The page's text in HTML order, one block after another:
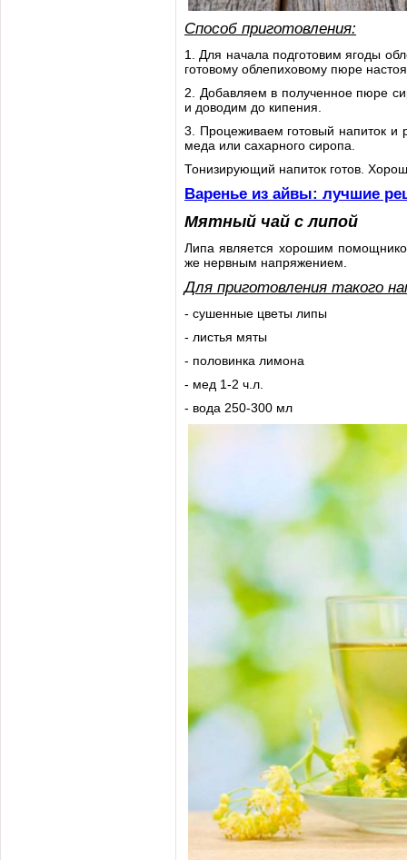
Способ приготовления:
1. Для начала подготовим ягоды
готовому облепиховому пюре
2. Добавляем в полученное пюре
и доводим до кипения.
3. Процеживаем готовый напиток и
меда или сахарного сиропа.
Тонизирующий напиток готов.
Варенье из айвы: лучшие
Мятный чай с липой
Липа является хорошим
же нервным напряжением.
Для приготовления такого
- сушенные цветы липы
- листья мяты
- половинка лимона
- мед 1-2 ч.л.
- вода 250-300 мл